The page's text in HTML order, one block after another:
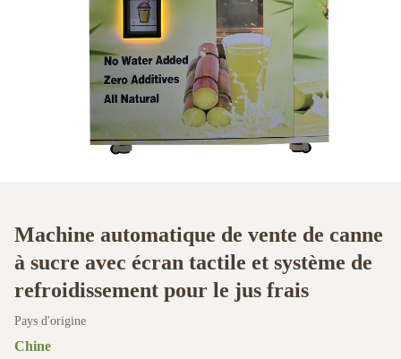
Machine automatique de vente de canne
à sucre avec écran tactile et système de
refroidissement pour le jus frais
Pays d'origine
Chine